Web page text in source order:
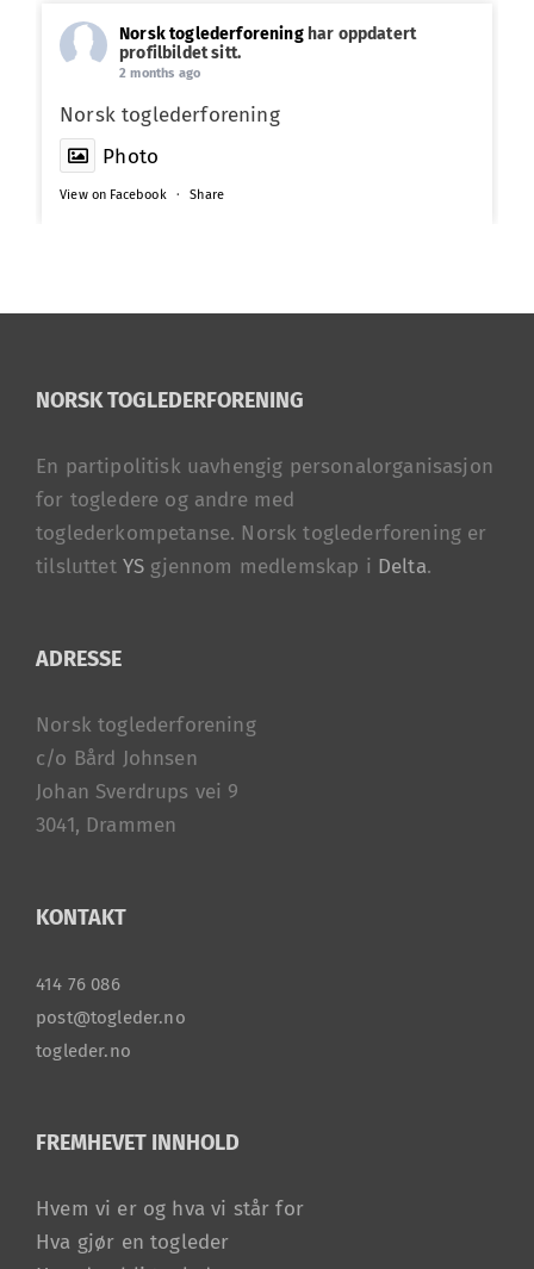
Norsk toglederforening har oppdatert
profilbildet sitt.
2 months ago
Norsk toglederforening
Photo
View on Facebook · Share
NORSK TOGLEDERFORENING
En partipolitisk uavhengig personalorganisasjon
for togledere og andre med
toglederkompetanse. Norsk toglederforening er
tilsluttet YS gjennom medlemskap i Delta.
ADRESSE
Norsk toglederforening
c/o Bård Johnsen
Johan Sverdrups vei 9
3041, Drammen
KONTAKT
414 76 086
post@togleder.no
togleder.no
FREMHEVET INNHOLD
Hvem vi er og hva vi står for
Hva gjør en togleder